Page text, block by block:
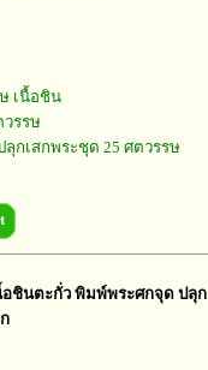
เนื้อชิน
รรษ
กเสกพระชุด 25 ศตวรรษ
อชินตะกั่ว พิมพ์พระศกจุด ปลุก